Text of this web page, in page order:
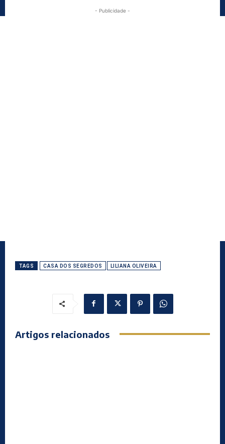
- Publicidade -
TAGS CASA DOS SEGREDOS LILIANA OLIVEIRA
Artigos relacionados